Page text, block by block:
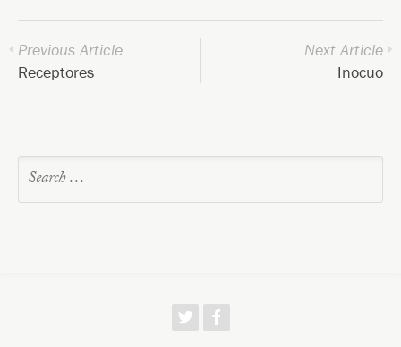
Previous Article
Receptores
Next Article
Inocuo
w f